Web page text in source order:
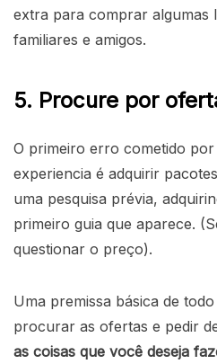
extra para comprar algumas
familiares e amigos.
5. Procure por
O primeiro erro cometido
experiencia é adquirir
uma pesquisa prévia,
primeiro guia que aparece.
questionar o preço).
Uma premissa básica de
procurar as ofertas e pedir
as coisas que você deseja